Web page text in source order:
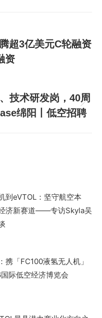
超3亿美元C轮融资
资
技术研发岗，40周
绵阳丨低空招聘
到eVTOL：坚守航空本
济新赛道——专访Skyla吴
携「FC100液氢无人机」
际低空经济博览会